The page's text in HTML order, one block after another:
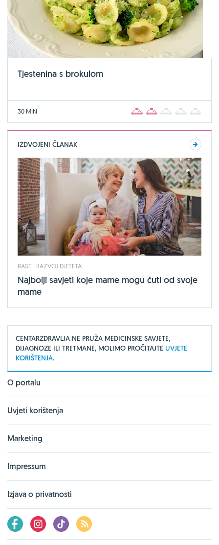
Tjestenina s brokulom
30 MIN 2 3 4
IZDVOJENI ČLANAK
RAST I RAZVOJ DJETETA
Najbolji savjeti koje mame mogu čuti od svoje
mame
CENTARZDRAVLJA NE PRUŽA MEDICINSKE SAVJETE,
DIJAGNOZE ILI TRETMANE, MOLIMO PROČITAJTE UVJETE
KORIŠTENJA.
O portalu
Uvjeti korištenja
Marketing
Impressum
Izjava o privatnosti